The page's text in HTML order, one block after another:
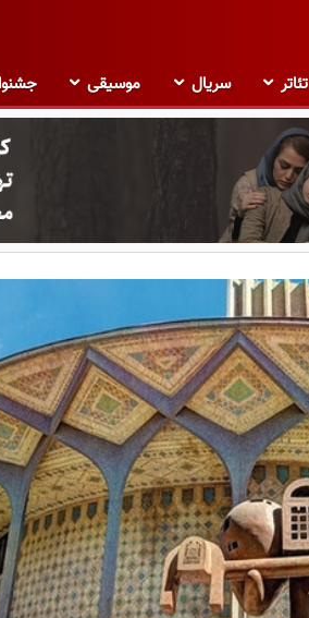
تئاتر سریال موسیقی